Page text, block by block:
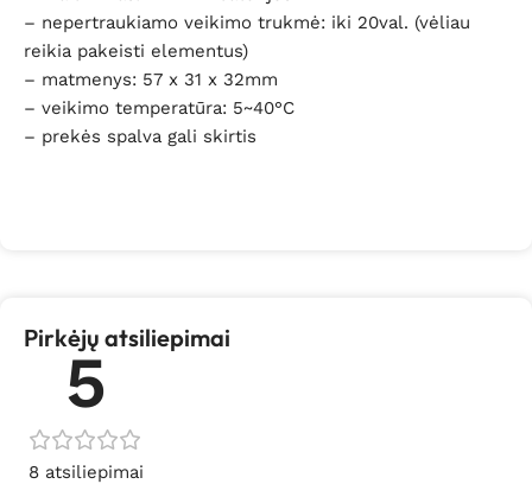
– nepertraukiamo veikimo trukmė: iki 20val. (vėliau
reikia pakeisti elementus)
– matmenys: 57 x 31 x 32mm
– veikimo temperatūra: 5~40°C
– prekės spalva gali skirtis
Pirkėjų atsiliepimai
5
8 atsiliepimai